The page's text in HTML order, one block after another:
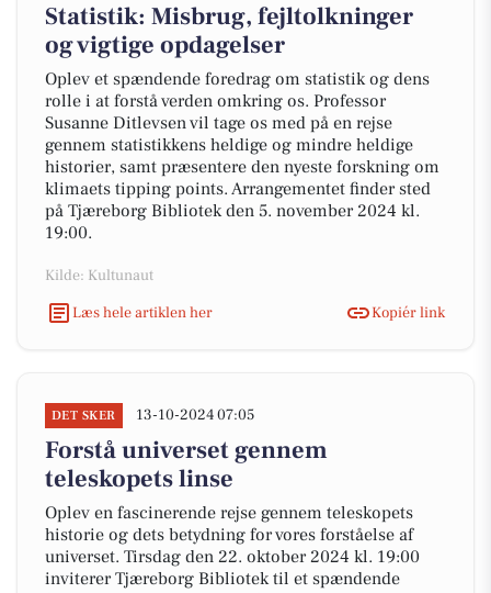
Statistik: Misbrug, fejltolkninger
og vigtige opdagelser
Oplev et spændende foredrag om statistik og dens
rolle i at forstå verden omkring os. Professor
Susanne Ditlevsen vil tage os med på en rejse
gennem statistikkens heldige og mindre heldige
historier, samt præsentere den nyeste forskning om
klimaets tipping points. Arrangementet finder sted
på Tjæreborg Bibliotek den 5. november 2024 kl.
19:00.
Kilde: Kultunaut
Læs hele artiklen her
Kopiér link
DET SKER 13-10-2024 07:05
Forstå universet gennem
teleskopets linse
Oplev en fascinerende rejse gennem teleskopets
historie og dets betydning for vores forståelse af
universet. Tirsdag den 22. oktober 2024 kl. 19:00
inviterer Tjæreborg Bibliotek til et spændende